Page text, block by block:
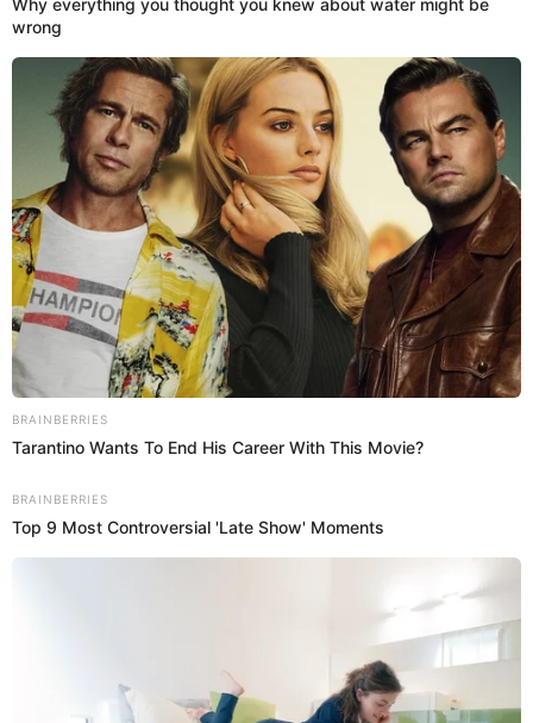
Cercado de Lima: comerciante queda al borde de
la muerte tras ser agredido en galería de la